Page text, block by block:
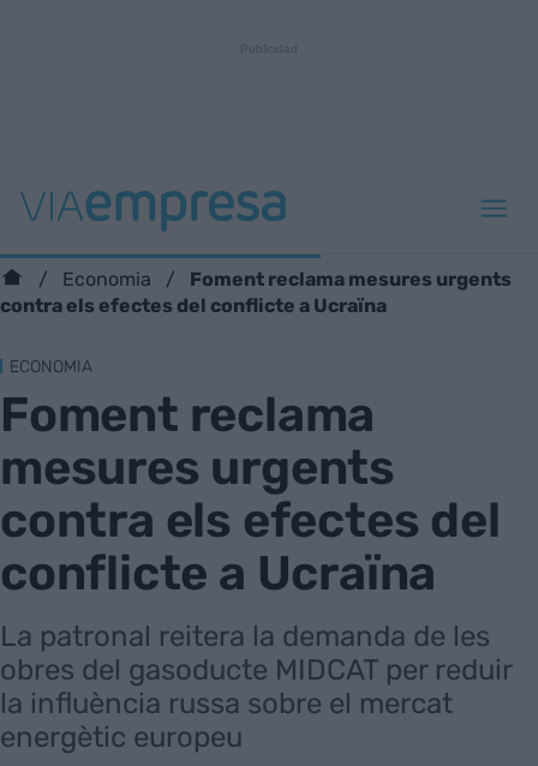
Economia
Foment reclama mesures urgents
contra els efectes del conflicte a Ucraïna
ECONOMIA
Foment reclama
mesures urgents
contra els efectes del
conflicte a Ucraïna
La patronal reitera la demanda de les
obres del gasoducte MIDCAT per reduir
la influència russa sobre el mercat
energètic europeu